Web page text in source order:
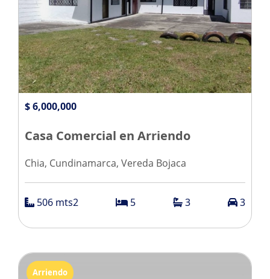
$ 6,000,000
Casa Comercial en Arriendo
Chia, Cundinamarca, Vereda Bojaca
506 mts2 5 3 3
Arriendo